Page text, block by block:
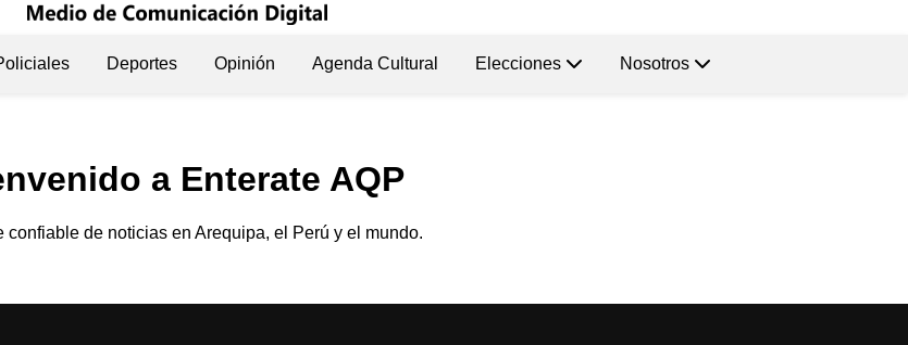
Deportes Opinión Agenda Cultural Elecciones Nosotros
a Enterate AQP
confiable de noticias en Arequipa, el Perú y el mundo.